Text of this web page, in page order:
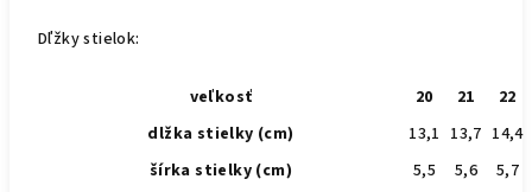
Dľžky stielok:
veľkosť 20 21
22
dlžka stielky (cm)
13,1 13,7 14,4
šírka stielky (cm)
5,5 5,6
5,7